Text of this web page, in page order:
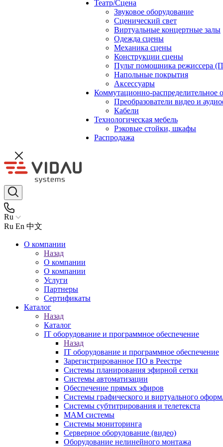
Театр/Сцена
Звуковое оборудование
Сценический свет
Виртуальные концертные залы
Одежда сцены
Механика сцены
Конструкции сцены
Пульт помощника режиссера
Напольные покрытия
Аксессуары
Коммутационно-распределительное
Преобразователи видео и
Кабели
Технологическая мебель
Рэковые стойки, шкафы
Распродажа
Ru
Ru En 中文
О компании
Назад
О компании
О компании
Услуги
Партнеры
Сертификаты
Каталог
Назад
Каталог
IT оборудование и программное обеспечение
Назад
IT оборудование и программное обеспечение
Зарегистрированное ПО в Реестре
Системы планирования эфирной сетки
Системы автоматизации
Обеспечение прямых эфиров
Системы графического и виртуального
Системы субтитрирования и телетекста
MAM системы
Системы мониторинга
Серверное оборудование (видео)
Оборудование нелинейного монтажа